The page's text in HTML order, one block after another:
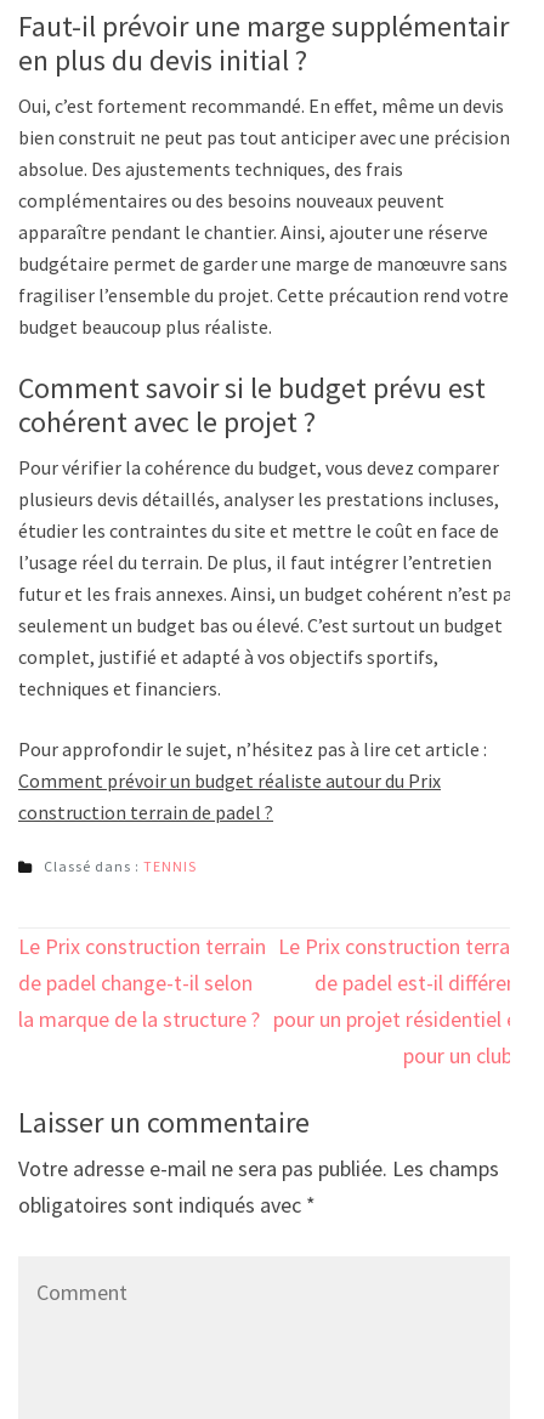
Faut-il prévoir une marge supplémentaire
en plus du devis initial ?
Oui, c’est fortement recommandé. En effet, même un devis
bien construit ne peut pas tout anticiper avec une précision
absolue. Des ajustements techniques, des frais
complémentaires ou des besoins nouveaux peuvent
apparaître pendant le chantier. Ainsi, ajouter une réserve
budgétaire permet de garder une marge de manœuvre sans
fragiliser l’ensemble du projet. Cette précaution rend votre
budget beaucoup plus réaliste.
Comment savoir si le budget prévu est
cohérent avec le projet ?
Pour vérifier la cohérence du budget, vous devez comparer
plusieurs devis détaillés, analyser les prestations incluses,
étudier les contraintes du site et mettre le coût en face de
l’usage réel du terrain. De plus, il faut intégrer l’entretien
futur et les frais annexes. Ainsi, un budget cohérent n’est pas
seulement un budget bas ou élevé. C’est surtout un budget
complet, justifié et adapté à vos objectifs sportifs,
techniques et financiers.
Pour approfondir le sujet, n’hésitez pas à lire cet article :
Comment prévoir un budget réaliste autour du Prix
construction terrain de padel ?
Classé dans : TENNIS
Navigation
de
l’article
Le Prix construction terrain
de padel change-t-il selon
la marque de la structure ?
Le Prix construction terrain
de padel est-il différent
pour un projet résidentiel et
pour un club ?
Laisser un commentaire
Votre adresse e-mail ne sera pas publiée. Les champs
obligatoires sont indiqués avec *